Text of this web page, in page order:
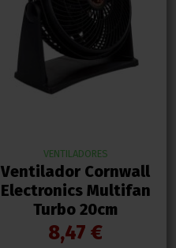
VENTILADORES
Ventilador Cornwall
Electronics Multifan
Turbo 20cm
8,47 €